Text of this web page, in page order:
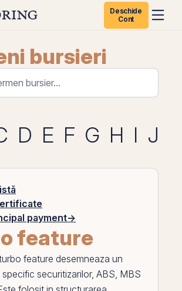
Deschide
Cont
bursieri
D E F G H I J
payment→
feature
feature desemneaza un
securitizarilor, ABS, MBS